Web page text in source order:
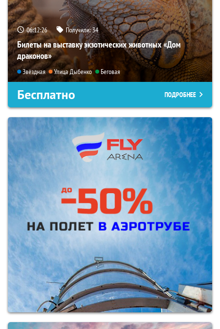
06:12:25 Получили:34
Билеты на выставку экзотических животных «Дом
драконов»
Звёздная Улица Дыбенко Беговая
Бесплатно ПОДРОБНЕЕ